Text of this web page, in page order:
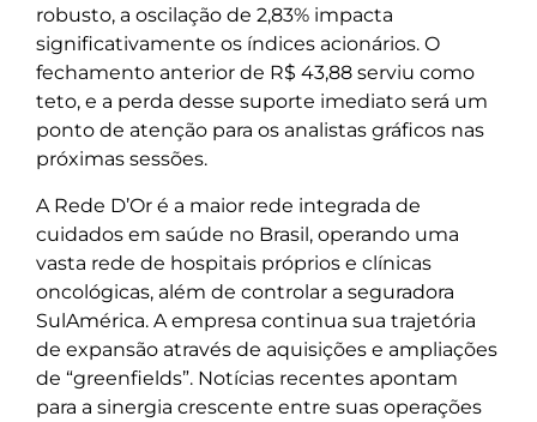
robusto, a oscilação de 2,83% impacta
significativamente os índices acionários. O
fechamento anterior de R$ 43,88 serviu como
teto, e a perda desse suporte imediato será um
ponto de atenção para os analistas gráficos nas
próximas sessões.
A Rede D’Or é a maior rede integrada de
cuidados em saúde no Brasil, operando uma
vasta rede de hospitais próprios e clínicas
oncológicas, além de controlar a seguradora
SulAmérica. A empresa continua sua trajetória
de expansão através de aquisições e ampliações
de “greenfields”. Notícias recentes apontam
para a sinergia crescente entre suas operações